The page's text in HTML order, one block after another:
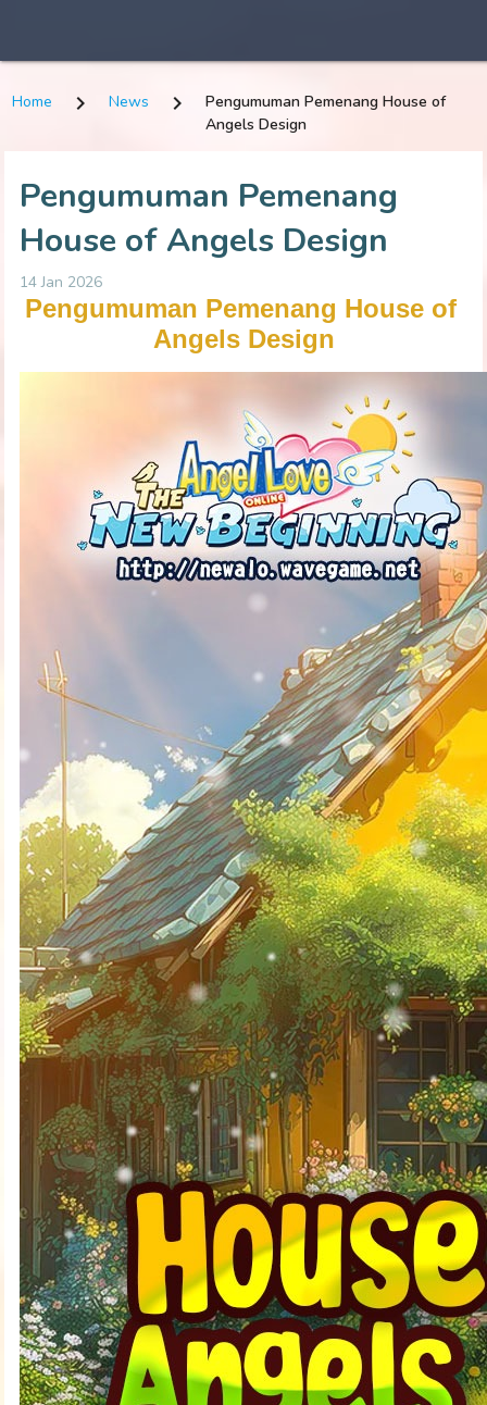
Home keyboard_arrow_right News keyboard_arrow_right
Pengumuman Pemenang House of
Angels Design
Pengumuman Pemenang
House of Angels Design
14 Jan 2026
Pengumuman Pemenang House of
Angels Design